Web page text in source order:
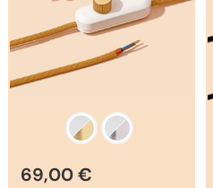
69,00€